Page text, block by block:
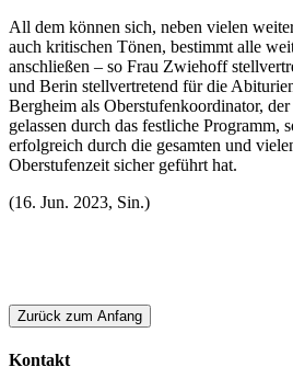
All dem können sich, neben vielen
auch kritischen Tönen, bestimmt alle
anschließen – so Frau Zwiehoff
und Berin stellvertretend für die
Bergheim als Oberstufenkoordinator,
gelassen durch das festliche Programm,
erfolgreich durch die gesamten und
Oberstufenzeit sicher geführt hat.
(16. Jun. 2023, Sin.)
Zurück zum Anfang
Kontakt